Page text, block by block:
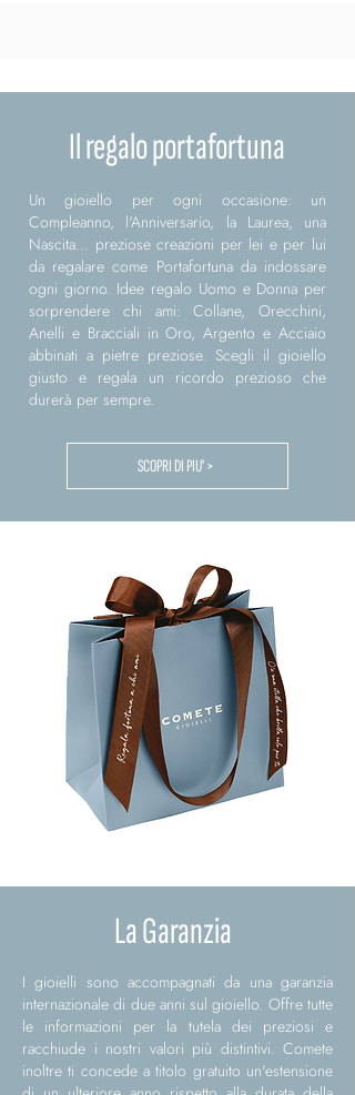
Il regalo portafortuna
Un gioiello per ogni occasione: un
Compleanno, l'Anniversario, la Laurea, una
Nascita... preziose creazioni per lei e per lui
da regalare come Portafortuna da indossare
ogni giorno. Idee regalo Uomo e Donna per
sorprendere chi ami: Collane, Orecchini,
Anelli e Bracciali in Oro, Argento e Acciaio
abbinati a pietre preziose. Scegli il gioiello
giusto e regala un ricordo prezioso che
durerà per sempre.
SCOPRI DI PIU' >
La Garanzia
I gioielli sono accompagnati da una garanzia
internazionale di due anni sul gioiello. Offre tutte
le informazioni per la tutela dei preziosi e
racchiude i nostri valori più distintivi. Comete
inoltre ti concede a titolo gratuito un'estensione